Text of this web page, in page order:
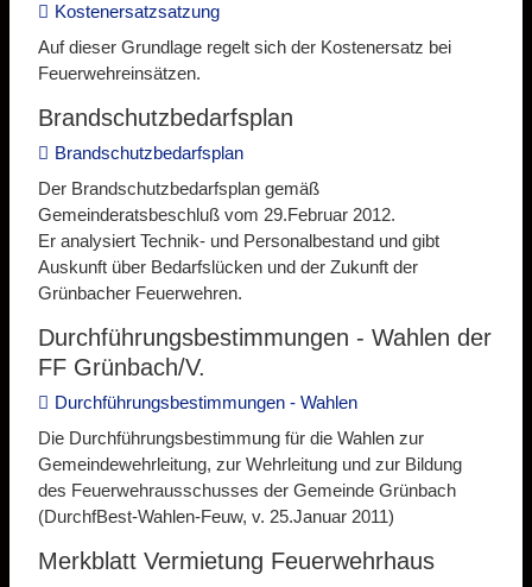
Kostenersatzsatzung
Auf dieser Grundlage regelt sich der Kostenersatz bei
Feuerwehreinsätzen.
Brandschutzbedarfsplan
Brandschutzbedarfsplan
Der Brandschutzbedarfsplan gemäß
Gemeinderatsbeschluß vom 29.Februar 2012.
Er analysiert Technik- und Personalbestand und gibt
Auskunft über Bedarfslücken und der Zukunft der
Grünbacher Feuerwehren.
Durchführungsbestimmungen - Wahlen der
FF Grünbach/V.
Durchführungsbestimmungen - Wahlen
Die Durchführungsbestimmung für die Wahlen zur
Gemeindewehrleitung, zur Wehrleitung und zur Bildung
des Feuerwehrausschusses der Gemeinde Grünbach
(DurchfBest-Wahlen-Feuw, v. 25.Januar 2011)
Merkblatt Vermietung Feuerwehrhaus